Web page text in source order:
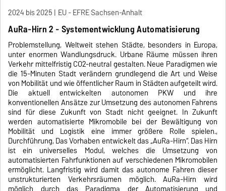
2024 bis 2025 EU - EFRE Sachsen-Anhalt
AuRa-Hirn 2 - Systementwicklung Automatisierung
Problemstellung, Weltweit stehen Städte, besonders in Europa,
unter enormen Wandlungsdruck. Urbane Räume müssen ihren
Verkehr mittelfristig CO2-neutral gestalten. Neue Paradigmen wie
die 15-Minuten Stadt verändern grundlegend die Art und Weise
von Mobilität und wie öffentlicher Raum in Städten aufgeteilt wird.
Die aktuell entwickelten autonomen PKW und ihre
konventionellen Ansätze zur Umsetzung des autonomen Fahrens
sind für diese Zukunft von Stadt nicht geeignet. In Zukunft
werden automatisierte Mikromobile bei der Bewältigung von
Mobilität und Logistik eine immer größere Rolle spielen.,
Durchführung, Das Vorhaben entwickelt das „AuRa-Hirn“. Das Hirn
ist ein universelles Modul, welches die Umsetzung von
automatisierten Fahrfunktionen auf verschiedenen Mikromobilen
ermöglicht. Langfristig wird damit das autonome Fahren dieser
unstrukturierten Verkehrsräumen möglich. AuRa-Hirn wird